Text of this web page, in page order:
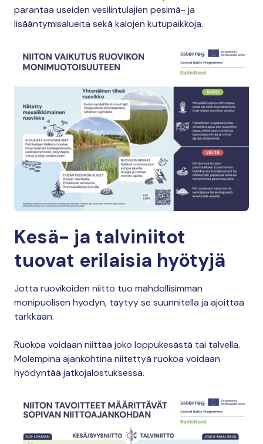
parantaa useiden vesilintulajien pesimä- ja
lisääntymisalueita sekä kalojen kutupaikkoja.
Kesä- ja talviniitot
tuovat erilaisia hyötyjä
Jotta ruovikoiden niitto tuo mahdollisimman
monipuolisen hyödyn, täytyy se suunnitella ja ajoittaa
tarkkaan.
Ruokoa voidaan niittää joko loppukesästä tai talvella.
Molempina ajankohtina niitettyä ruokoa voidaan
hyödyntää jatkojalostuksessa.